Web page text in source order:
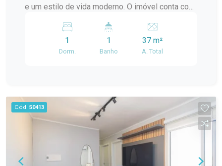
e um estilo de vida moderno. O imóvel conta com
espaço, acabamentos contemporâneos e ótima
iluminação natural, proporcionando um clima
aconchegante e funcional. Localizado em um
investir, em uma região valorizada e de fácil
acesso a serviços, comércio e lazer. Localização
estratégica Design moderno e funcional Ideal
para moradia ou investimento
1
Dorm.
1
Banho
37 m²
A. Total
Cód. 50413